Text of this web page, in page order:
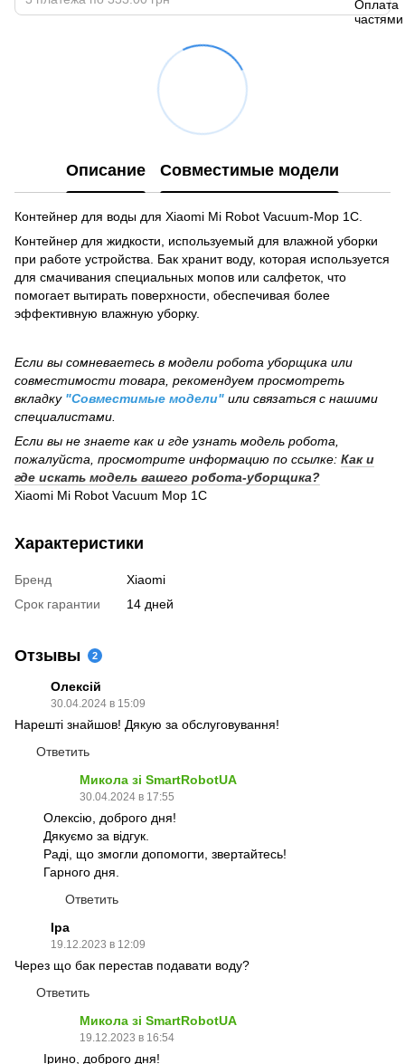
Описание Совместимые модели
Контейнер для воды для Xiaomi Mi Robot Vacuum-Mop 1С.
Контейнер для жидкости, используемый для влажной уборки
при работе устройства. Бак хранит воду, которая используется
для смачивания специальных мопов или салфеток, что
помогает вытирать поверхности, обеспечивая более
эффективную влажную уборку.
Если вы сомневаетесь в модели робота уборщика или
совместимости товара, рекомендуем просмотреть
вкладку "Совместимые модели" или связаться с нашими
специалистами.
Если вы не знаете как и где узнать модель робота,
пожалуйста, просмотрите информацию по ссылке: Как и
где искать модель вашего робота-уборщика?
Xiaomi Mi Robot Vacuum Mop 1C
Характеристики
Бренд
Xiaomi
Срок гарантии
14 дней
Отзывы 2
Олексій
30.04.2024 в 15:09
Нарешті знайшов! Дякую за обслуговування!
Ответить
Микола зі SmartRobotUA
30.04.2024 в 17:55
Олексію, доброго дня!
Дякуємо за відгук.
Раді, що змогли допомогти, звертайтесь!
Гарного дня.
Ответить
Іра
19.12.2023 в 12:09
Через що бак перестав подавати воду?
Ответить
Микола зі SmartRobotUA
19.12.2023 в 16:54
Ірино, доброго дня!